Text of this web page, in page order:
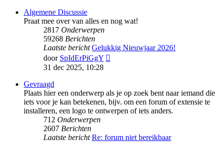
Algemene Discussie
Praat mee over van alles en nog wat!
2817 Onderwerpen
59268 Berichten
Laatste bericht Gelukkig Nieuwjaar 2026!
door SpIdErPiGgY
31 dec 2025, 10:28
Gevraagd
Plaats hier een onderwerp als je op zoek bent naar iemand die
iets voor je kan betekenen, bijv. om een forum of extensie te
installeren, een logo te ontwerpen of iets anders.
712 Onderwerpen
2607 Berichten
Laatste bericht Re: forum niet bereikbaar